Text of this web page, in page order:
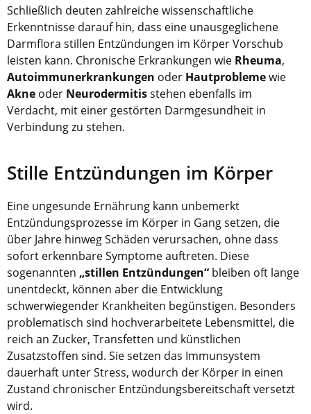
Schließlich deuten zahlreiche wissenschaftliche
Erkenntnisse darauf hin, dass eine unausgeglichene
Darmflora stillen Entzündungen im Körper Vorschub
leisten kann. Chronische Erkrankungen wie Rheuma,
Autoimmunerkrankungen oder Hautproblemewie
Akne oder Neurodermitisstehen ebenfalls im
Verdacht, mit einer gestörten Darmgesundheit in
Verbindung zu stehen.
Stille Entzündungen im Körper
Eine ungesunde Ernährung kann unbemerkt
Entzündungsprozesse im Körper in Gang setzen, die
über Jahre hinweg Schäden verursachen, ohne dass
sofort erkennbare Symptome auftreten. Diese
sogenannten „stillen Entzündungen“ bleiben oft lange
unentdeckt, können aber die Entwicklung
schwerwiegender Krankheiten begünstigen. Besonders
problematisch sind hochverarbeitete Lebensmittel, die
reich an Zucker, Transfetten und künstlichen
Zusatzstoffen sind. Sie setzen das Immunsystem
dauerhaft unter Stress, wodurch der Körper in einen
Zustand chronischer Entzündungsbereitschaft versetzt
wird.